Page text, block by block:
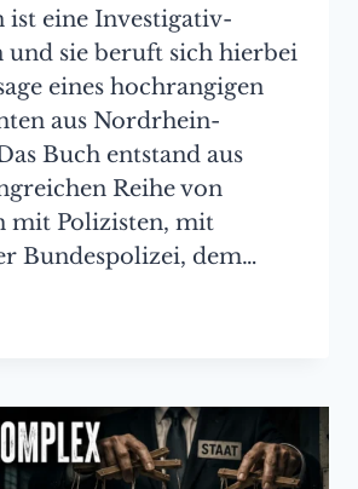
eine Investigativ-
und sie beruft sich hierbei
eines hochrangigen
aus Nordrhein-
Buch entstand aus
Reihe von
mit Polizisten, mit
Bundespolizei, dem…